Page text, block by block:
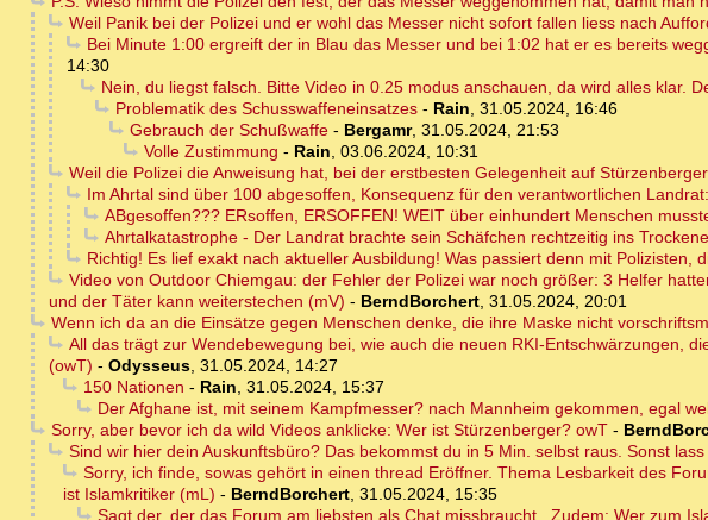
Weil Panik bei der Polizei und er wohl das Messer nicht sofort fallen liess nach
Bei Minute 1:00 ergreift der in Blau das Messer und bei 1:02 hat er es bereits
14:30
Nein, du liegst falsch. Bitte Video in 0.25 modus anschauen, da wird alles klar.
Problematik des Schusswaffeneinsatzes- Rain, 31.05.2024, 16:46
Gebrauch der Schußwaffe- Bergamr, 31.05.2024, 21:53
Volle Zustimmung - Rain, 03.06.2024, 10:31
Weil die Polizei die Anweisung hat, bei der erstbesten Gelegenheit auf
Im Ahrtal sind über 100 abgesoffen, Konsequenz für den verantwortlichen
ABgesoffen??? ERsoffen, ERSOFFEN! WEIT über einhundert Menschen
Ahrtalkatastrophe - Der Landrat brachte sein Schäfchen rechtzeitig ins Trockene
Richtig! Es lief exakt nach aktueller Ausbildung! Was passiert denn mit Polizisten,
Video von Outdoor Chiemgau: der Fehler der Polizei war noch größer: 3 Helfer
und der Täter kann weiterstechen (mV) - BerndBorchert, 31.05.2024, 20:01
Wenn ich da an die Einsätze gegen Menschen denke, die ihre Maske nicht
All das trägt zur Wendebewegung bei, wie auch die neuen RKI-Entschwärzungen,
(owT) - Odysseus, 31.05.2024, 14:27
150 Nationen - Rain, 31.05.2024, 15:37
Der Afghane ist, mit seinem Kampfmesser? nach Mannheim gekommen, egal
Sorry, aber bevor ich da wild Videos anklicke: Wer ist Stürzenberger? owT-
Sind wir hier dein Auskunftsbüro? Das bekommst du in 5 Min. selbst raus. Sonst
Sorry, ich finde, sowas gehört in einen thread Eröffner. Thema Lesbarkeit des
ist Islamkritiker (mL) - BerndBorchert, 31.05.2024, 15:35
Sagt der, der das Forum am liebsten als Chat missbraucht . Zudem: Wer zum